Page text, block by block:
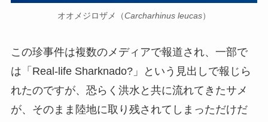
オオメジロザメ（Carcharhinus leucas）
この珍事件は複数のメディアで報道され、一部で
は「Real-life Sharknado?」という見出しで報じら
れたのですが、恐らく洪水と共に流れてきたサメ
が、そのまま陸地に取り残されてしまっただけだ